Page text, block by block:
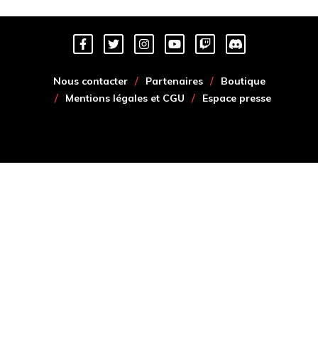
Nous contacter Partenaires
Boutique
Mentions légales et CGU
Espace presse